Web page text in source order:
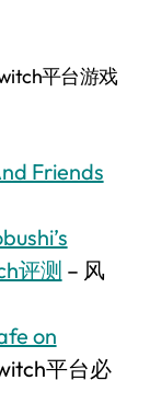
平台游戏
Friends
评测 – 风
on
平台必